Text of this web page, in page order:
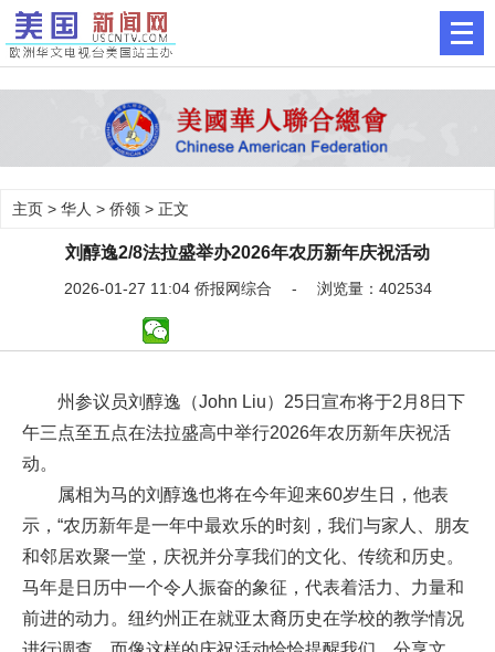
主页 > 华人 > 侨领 > 正文
刘醇逸2/8法拉盛举办2026年农历新年庆祝活动
2026-01-27 11:04 侨报网综合 - 浏览量：402534
州参议员刘醇逸（John Liu）25日宣布将于2月8日下
午三点至五点在法拉盛高中举行2026年农历新年庆祝活
动。
属相为马的刘醇逸也将在今年迎来60岁生日，他表
示，“农历新年是一年中最欢乐的时刻，我们与家人、朋友
和邻居欢聚一堂，庆祝并分享我们的文化、传统和历史。
马年是日历中一个令人振奋的象征，代表着活力、力量和
前进的动力。纽约州正在就亚太裔历史在学校的教学情况